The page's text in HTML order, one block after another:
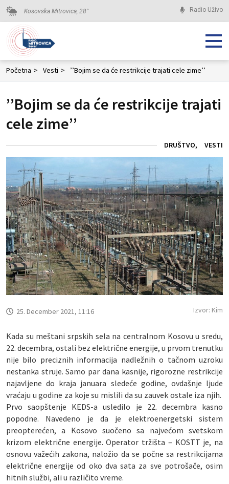
Kosovska Mitrovica, 28° Radio Uživo
Početna > Vesti > ’’Bojim se da će restrikcije trajati cele zime’’
’’Bojim se da će restrikcije trajati
cele zime’’
DRUŠTVO VESTI
25. December 2021, 11:16 Izvor: Kim
Kada su meštani srpskih sela na centralnom Kosovu u sredu,
22. decembra, ostali bez električne energije, u prvom trenutku
nije bilo preciznih informacija nadležnih o tačnom uzroku
nestanka struje. Samo par dana kasnije, rigorozne restrikcije
najavljene do kraja januara sledeće godine, ovdašnje ljude
vraćaju u godine za koje su mislili da su zauvek ostale iza njih.
Prvo saopštenje KEDS-a usledilo je 22. decembra kasno
popodne. Navedeno je da je elektroenergetski sistem
preopterećen, a Kosovo suočeno sa najvećom svetskom
krizom električne energije. Operator tržišta – KOSTT je, na
osnovu važećih zakona, naložio da se počne sa restrikcijama
električne energije od oko dva sata za sve potrošače, osim
hitnih službi, ali u različito vreme.